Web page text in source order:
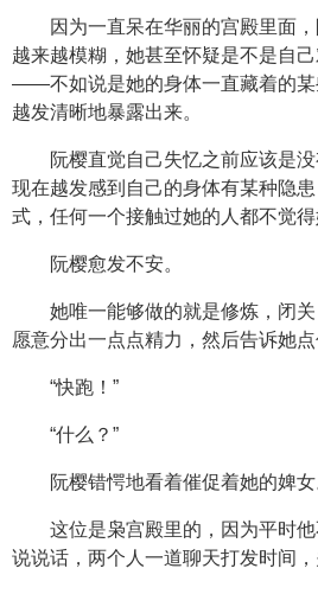
因为一直呆在华丽的宫殿里面
越来越模糊，她甚至怀疑是不是自
——不如说是她的身体一直藏着的某
越发清晰地暴露出来。
阮樱直觉自己失忆之前应该是
现在越发感到自己的身体有某种隐
式，任何一个接触过她的人都不觉得
阮樱愈发不安。
她唯一能够做的就是修炼，闭
愿意分出一点点精力，然后告诉她点
“快跑！”
“什么？”
阮樱错愕地看着催促着她的婢女
这位是枭宫殿里的，因为平时
说说话，两个人一道聊天打发时间，